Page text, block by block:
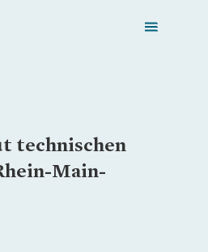
technischen
Main-